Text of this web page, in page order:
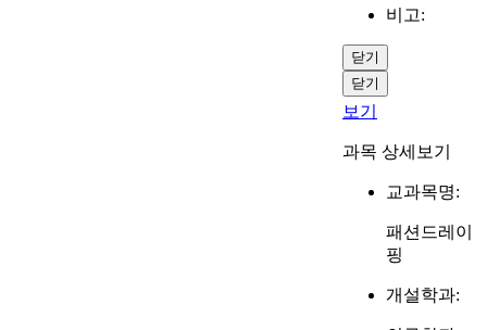
비고:
닫기
닫기
보기
과목 상세보기
교과목명:
패션드레이
핑
개설학과: